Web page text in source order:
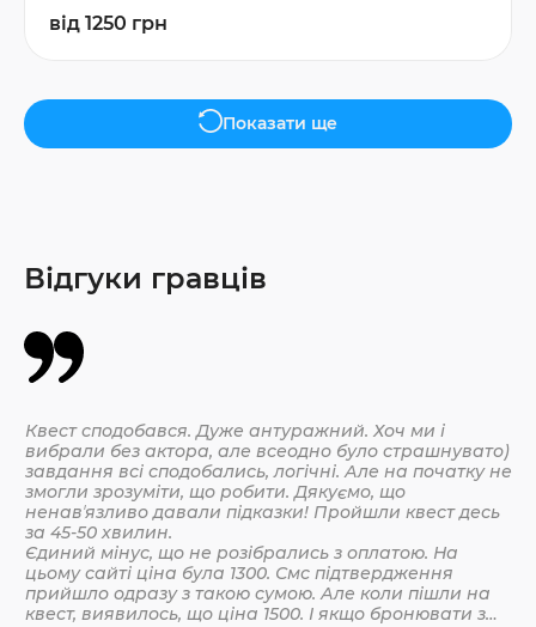
від 1250 грн
Показати ще
Відгуки гравців
Квест сподобався. Дуже антуражний. Хоч ми і
вибрали без актора, але всеодно було страшнувато)
завдання всі сподобались, логічні. Але на початку не
змогли зрозуміти, що робити. Дякуємо, що
ненавʼязливо давали підказки! Пройшли квест десь
за 45-50 хвилин.
Єдиний мінус, що не розібрались з оплатою. На
цьому сайті ціна була 1300. Смс підтвердження
прийшло одразу з такою сумою. Але коли пішли на
квест, виявилось, що ціна 1500. І якщо бронювати з